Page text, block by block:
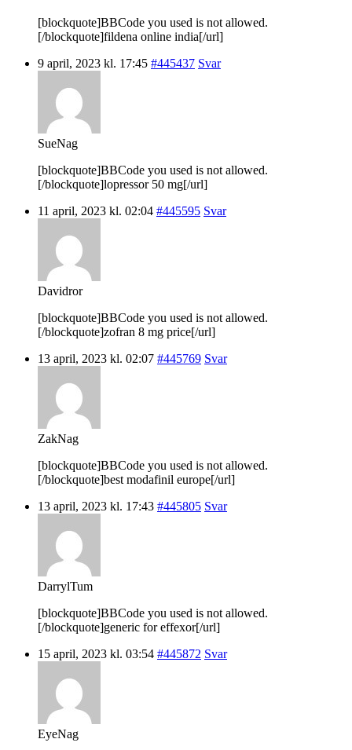
[blockquote]BBCode you used is not allowed.
[/blockquote]fildena online india[/url]
9 april, 2023 kl. 17:45 #445437 Svar
SueNag
[blockquote]BBCode you used is not allowed.
[/blockquote]lopressor 50 mg[/url]
11 april, 2023 kl. 02:04 #445595 Svar
Davidror
[blockquote]BBCode you used is not allowed.
[/blockquote]zofran 8 mg price[/url]
13 april, 2023 kl. 02:07 #445769 Svar
ZakNag
[blockquote]BBCode you used is not allowed.
[/blockquote]best modafinil europe[/url]
13 april, 2023 kl. 17:43 #445805 Svar
DarrylTum
[blockquote]BBCode you used is not allowed.
[/blockquote]generic for effexor[/url]
15 april, 2023 kl. 03:54 #445872 Svar
EyeNag